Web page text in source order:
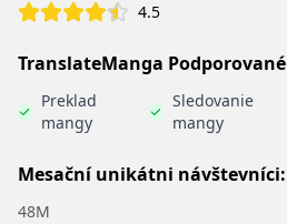
4.5
TranslateManga
Preklad
mangy
Sledovanie
mangy
Mesační unikátni návštevníci:
48M